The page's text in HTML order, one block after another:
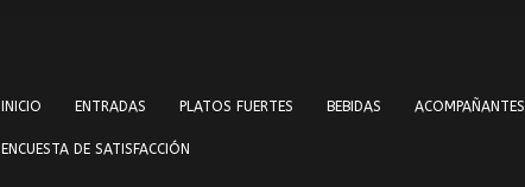
INICIO ENTRADAS PLATOS FUERTES BEBIDAS ACOMPAÑANTES
ENCUESTA DE SATISFACCIÓN